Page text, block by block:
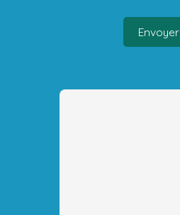
Envoyer